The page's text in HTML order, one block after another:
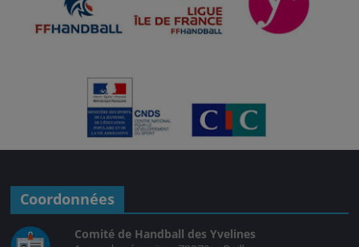
Coordonnées
Comité de Handball des Yvelines